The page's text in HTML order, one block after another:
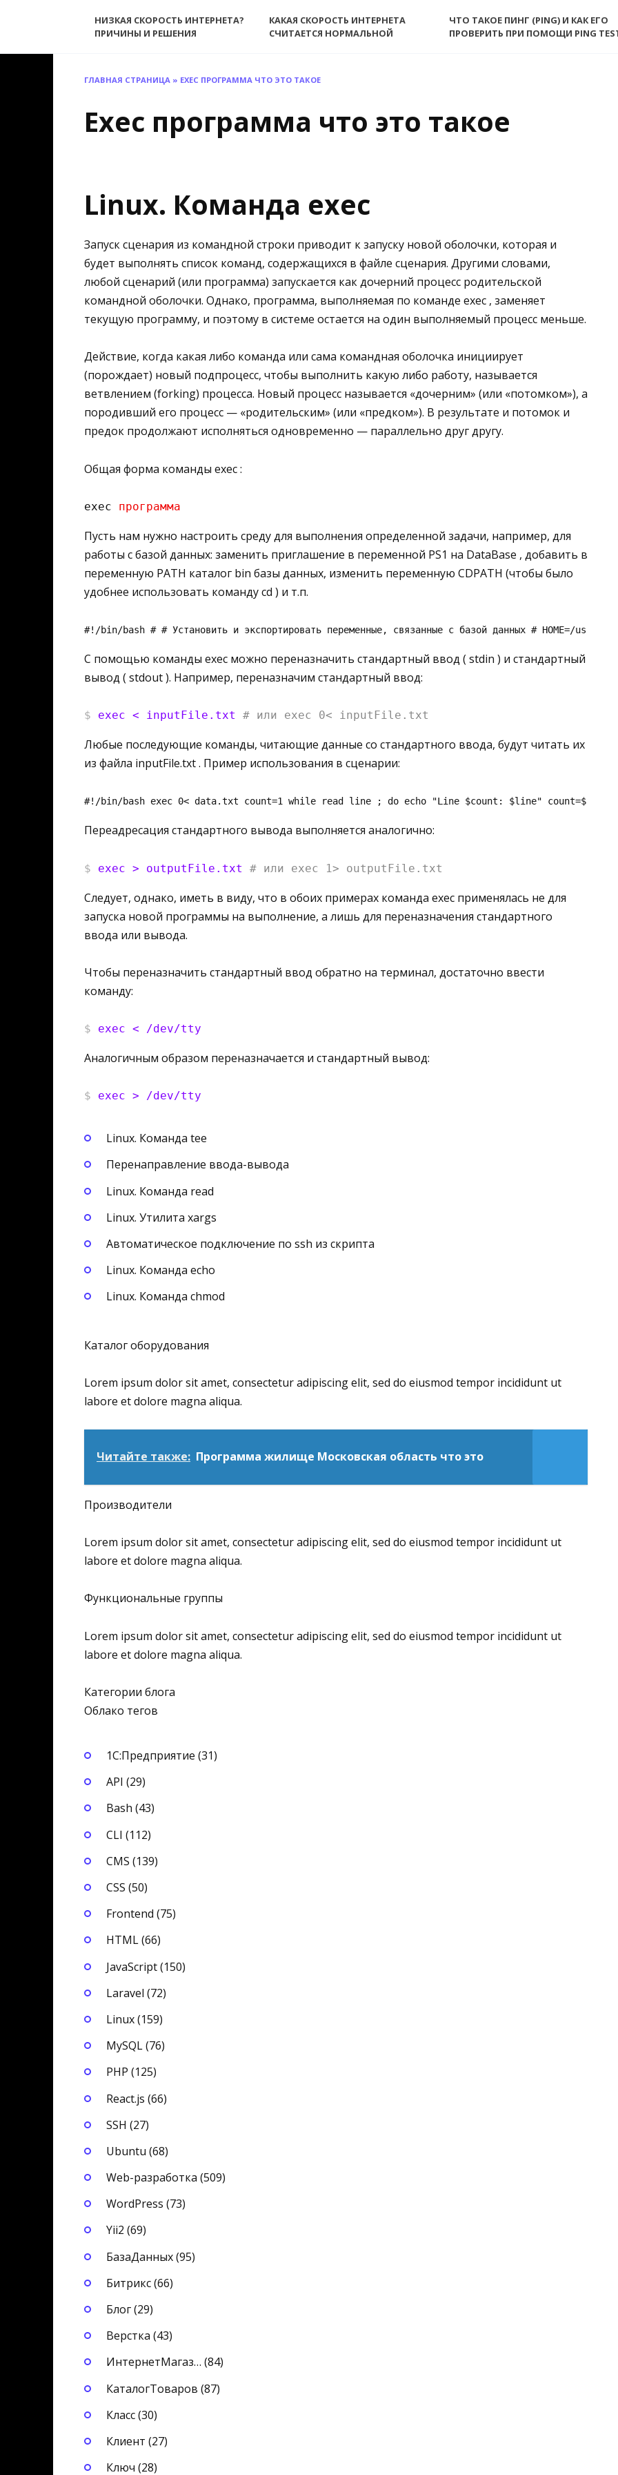
НИЗКАЯ СКОРОСТЬ ИНТЕРНЕТА?
ПРИЧИНЫ И РЕШЕНИЯ
КАКАЯ СКОРОСТЬ ИНТЕРНЕТА
СЧИТАЕТСЯ НОРМАЛЬНОЙ
ЧТО ТАКОЕ ПИНГ (PING) И КАК ЕГО
ПРОВЕРИТЬ ПРИ ПОМОЩИ PING
ГЛАВНАЯ СТРАНИЦА » EXEC ПРОГРАММА ЧТО ЭТО ТАКОЕ
Exec программа что это такое
Linux. Команда exec
Запуск сценария из командной строки приводит к запуску новой оболочки, которая и
будет выполнять список команд, содержащихся в файле сценария. Другими словами,
любой сценарий (или программа) запускается как дочерний процесс родительской
командной оболочки. Однако, программа, выполняемая по команде exec , заменяет
текущую программу, и поэтому в системе остается на один выполняемый процесс меньше.
Действие, когда какая либо команда или сама командная оболочка инициирует
(порождает) новый подпроцесс, чтобы выполнить какую либо работу, называется
ветвлением (forking) процесса. Новый процесс называется «дочерним» (или «потомком»), а
породивший его процесс — «родительским» (или «предком»). В результате и потомок и
предок продолжают исполняться одновременно — параллельно друг другу.
Общая форма команды exec :
exec программа
Пусть нам нужно настроить среду для выполнения определенной задачи, например, для
работы с базой данных: заменить приглашение в переменной PS1 на DataBase , добавить в
переменную PATH каталог bin базы данных, изменить переменную CDPATH (чтобы было
удобнее использовать команду cd ) и т.п.
#!/bin/bash # # Установить и экспортировать переменные, связанные с базой данных # HOME=/usr/
С помощью команды exec можно переназначить стандартный ввод ( stdin ) и стандартный
вывод ( stdout ). Например, переназначим стандартный ввод:
$ exec < inputFile.txt # или exec 0< inputFile.txt
Любые последующие команды, читающие данные со стандартного ввода, будут читать их
из файла inputFile.txt . Пример использования в сценарии:
#!/bin/bash exec 0< data.txt count=1 while read line ; do echo "Line $count: $line" count=$((
Переадресация стандартного вывода выполняется аналогично:
$ exec > outputFile.txt # или exec 1> outputFile.txt
Следует, однако, иметь в виду, что в обоих примерах команда exec применялась не для
запуска новой программы на выполнение, а лишь для переназначения стандартного
ввода или вывода.
Чтобы переназначить стандартный ввод обратно на терминал, достаточно ввести
команду:
$ exec < /dev/tty
Аналогичным образом переназначается и стандартный вывод:
$ exec > /dev/tty
Linux. Команда tee
Перенаправление ввода-вывода
Linux. Команда read
Linux. Утилита xargs
Автоматическое подключение по ssh из скрипта
Linux. Команда echo
Linux. Команда chmod
Каталог оборудования
Lorem ipsum dolor sit amet, consectetur adipiscing elit, sed do eiusmod tempor incididunt ut
labore et dolore magna aliqua.
Читайте также: Программа жилище Московская область что это
Производители
Lorem ipsum dolor sit amet, consectetur adipiscing elit, sed do eiusmod tempor incididunt ut
labore et dolore magna aliqua.
Функциональные группы
Lorem ipsum dolor sit amet, consectetur adipiscing elit, sed do eiusmod tempor incididunt ut
labore et dolore magna aliqua.
Категории блога
Облако тегов
1С:Предприятие (31)
API (29)
Bash (43)
CLI (112)
CMS (139)
CSS (50)
Frontend (75)
HTML (66)
JavaScript (150)
Laravel (72)
Linux (159)
MySQL (76)
PHP (125)
React.js (66)
SSH (27)
Ubuntu (68)
Web-разработка (509)
WordPress (73)
Yii2 (69)
БазаДанных (95)
Битрикс (66)
Блог (29)
Верстка (43)
ИнтернетМагаз… (84)
КаталогТоваров (87)
Класс (30)
Клиент (27)
Ключ (28)